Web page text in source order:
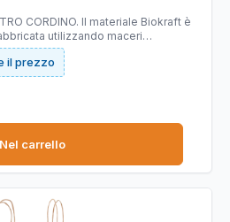
CORDINO. Il materiale Biokraft è
utilizzando maceri
idonei a garantire costanza di
completamente riciclabile e
14x9x38cm. Colore: blu. Carta da
il prezzo
Nel carrello